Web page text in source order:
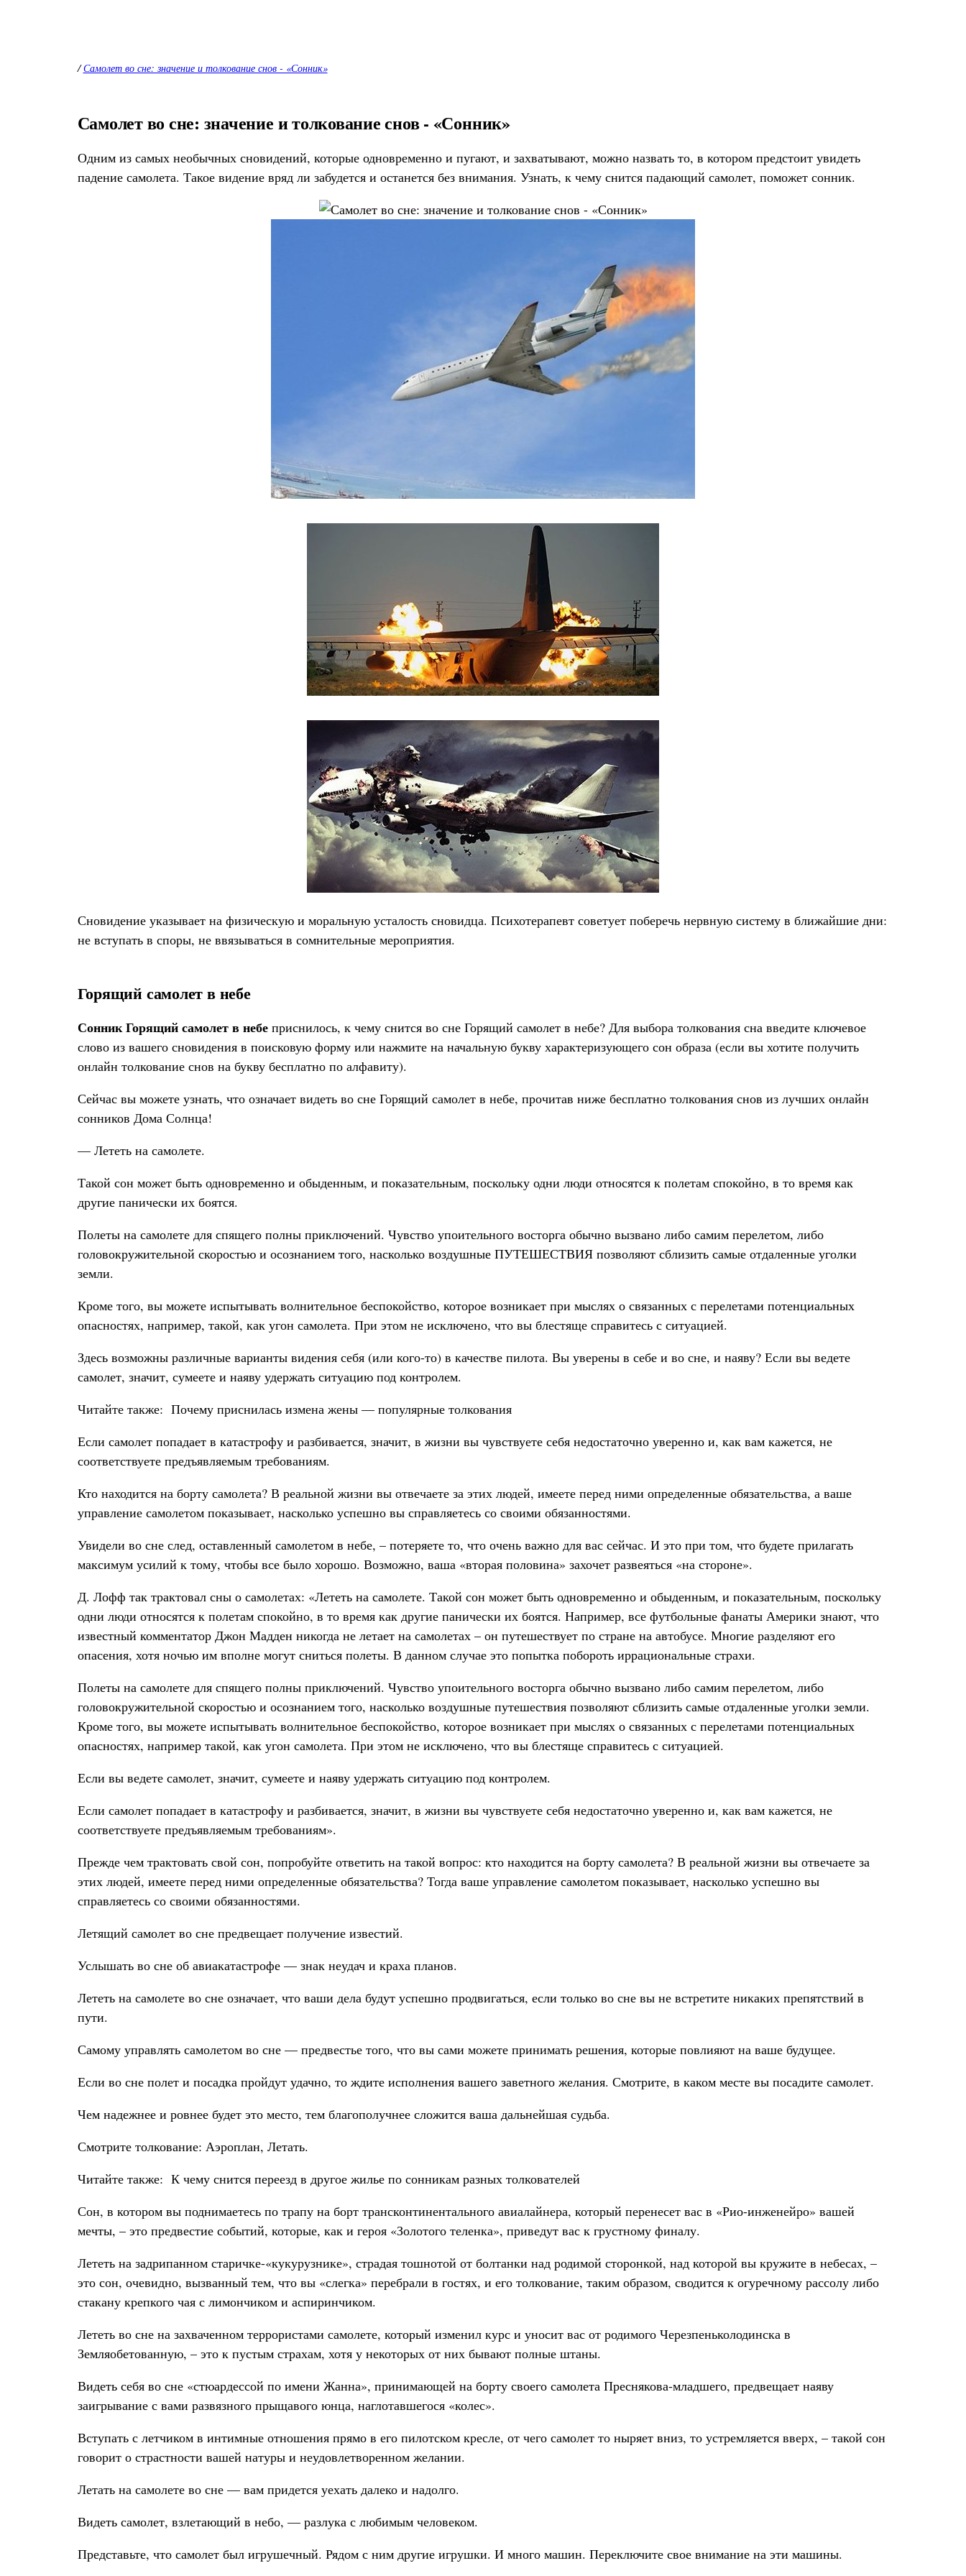
/Самолет во сне: значение и толкование снов - «Сонник»
Самолет во сне: значение и толкование снов - «Сонник»
Одним из самых необычных сновидений, которые одновременно и пугают, и захватывают, можно назвать то, в котором предстоит увидеть
падение самолета. Такое видение вряд ли забудется и останется без внимания. Узнать, к чему снится падающий самолет, поможет сонник.
Сновидение указывает на физическую и моральную усталость сновидца. Психотерапевт советует поберечь нервную систему в ближайшие дни:
не вступать в споры, не ввязываться в сомнительные мероприятия.
Горящий самолет в небе
Сонник Горящий самолет в небеприснилось, к чему снится во сне Горящий самолет в небе? Для выбора толкования сна введите ключевое
слово из вашего сновидения в поисковую форму или нажмите на начальную букву характеризующего сон образа (если вы хотите получить
онлайн толкование снов на букву бесплатно по алфавиту).
Сейчас вы можете узнать, что означает видеть во сне Горящий самолет в небе, прочитав ниже бесплатно толкования снов из лучших онлайн
сонников Дома Солнца!
— Лететь на самолете.
Такой сон может быть одновременно и обыденным, и показательным, поскольку одни люди относятся к полетам спокойно, в то время как
другие панически их боятся.
Полеты на самолете для спящего полны приключений. Чувство упоительного восторга обычно вызвано либо самим перелетом, либо
головокружительной скоростью и осознанием того, насколько воздушные ПУТЕШЕСТВИЯ позволяют сблизить самые отдаленные уголки
земли.
Кроме того, вы можете испытывать волнительное беспокойство, которое возникает при мыслях о связанных с перелетами потенциальных
опасностях, например, такой, как угон самолета. При этом не исключено, что вы блестяще справитесь с ситуацией.
Здесь возможны различные варианты видения себя (или кого-то) в качестве пилота. Вы уверены в себе и во сне, и наяву? Если вы ведете
самолет, значит, сумеете и наяву удержать ситуацию под контролем.
Читайте также: Почему приснилась измена жены — популярные толкования
Если самолет попадает в катастрофу и разбивается, значит, в жизни вы чувствуете себя недостаточно уверенно и, как вам кажется, не
соответствуете предъявляемым требованиям.
Кто находится на борту самолета? В реальной жизни вы отвечаете за этих людей, имеете перед ними определенные обязательства, а ваше
управление самолетом показывает, насколько успешно вы справляетесь со своими обязанностями.
Увидели во сне след, оставленный самолетом в небе, – потеряете то, что очень важно для вас сейчас. И это при том, что будете прилагать
максимум усилий к тому, чтобы все было хорошо. Возможно, ваша «вторая половина» захочет развеяться «на стороне».
Д. Лофф так трактовал сны о самолетах: «Лететь на самолете. Такой сон может быть одновременно и обыденным, и показательным, поскольку
одни люди относятся к полетам спокойно, в то время как другие панически их боятся. Например, все футбольные фанаты Америки знают, что
известный комментатор Джон Мадден никогда не летает на самолетах – он путешествует по стране на автобусе. Многие разделяют его
опасения, хотя ночью им вполне могут сниться полеты. В данном случае это попытка побороть иррациональные страхи.
Полеты на самолете для спящего полны приключений. Чувство упоительного восторга обычно вызвано либо самим перелетом, либо
головокружительной скоростью и осознанием того, насколько воздушные путешествия позволяют сблизить самые отдаленные уголки земли.
Кроме того, вы можете испытывать волнительное беспокойство, которое возникает при мыслях о связанных с перелетами потенциальных
опасностях, например такой, как угон самолета. При этом не исключено, что вы блестяще справитесь с ситуацией.
Если вы ведете самолет, значит, сумеете и наяву удержать ситуацию под контролем.
Если самолет попадает в катастрофу и разбивается, значит, в жизни вы чувствуете себя недостаточно уверенно и, как вам кажется, не
соответствуете предъявляемым требованиям».
Прежде чем трактовать свой сон, попробуйте ответить на такой вопрос: кто находится на борту самолета? В реальной жизни вы отвечаете за
этих людей, имеете перед ними определенные обязательства? Тогда ваше управление самолетом показывает, насколько успешно вы
справляетесь со своими обязанностями.
Летящий самолет во сне предвещает получение известий.
Услышать во сне об авиакатастрофе — знак неудач и краха планов.
Лететь на самолете во сне означает, что ваши дела будут успешно продвигаться, если только во сне вы не встретите никаких препятствий в
пути.
Самому управлять самолетом во сне — предвестье того, что вы сами можете принимать решения, которые повлияют на ваше будущее.
Если во сне полет и посадка пройдут удачно, то ждите исполнения вашего заветного желания. Смотрите, в каком месте вы посадите самолет.
Чем надежнее и ровнее будет это место, тем благополучнее сложится ваша дальнейшая судьба.
Смотрите толкование: Аэроплан, Летать.
Читайте также: К чему снится переезд в другое жилье по сонникам разных толкователей
Сон, в котором вы поднимаетесь по трапу на борт трансконтинентального авиалайнера, который перенесет вас в «Рио-инженейро» вашей
мечты, – это предвестие событий, которые, как и героя «Золотого теленка», приведут вас к грустному финалу.
Лететь на задрипанном старичке-«кукурузнике», страдая тошнотой от болтанки над родимой сторонкой, над которой вы кружите в небесах, –
это сон, очевидно, вызванный тем, что вы «слегка» перебрали в гостях, и его толкование, таким образом, сводится к огуречному рассолу либо
стакану крепкого чая с лимончиком и аспиринчиком.
Лететь во сне на захваченном террористами самолете, который изменил курс и уносит вас от родимого Черезпеньколодинска в
Земляобетованную, – это к пустым страхам, хотя у некоторых от них бывают полные штаны.
Видеть себя во сне «стюардессой по имени Жанна», принимающей на борту своего самолета Преснякова-младшего, предвещает наяву
заигрывание с вами развязного прыщавого юнца, наглотавшегося «колес».
Вступать с летчиком в интимные отношения прямо в его пилотском кресле, от чего самолет то ныряет вниз, то устремляется вверх, – такой сон
говорит о страстности вашей натуры и неудовлетворенном желании.
Летать на самолете во сне — вам придется уехать далеко и надолго.
Видеть самолет, взлетающий в небо, — разлука с любимым человеком.
Представьте, что самолет был игрушечный. Рядом с ним другие игрушки. И много машин. Переключите свое внимание на эти машины.